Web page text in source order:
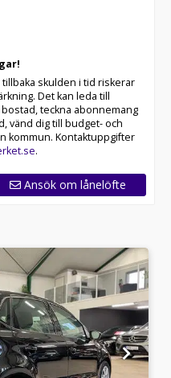
skulden i tid riskerar
Det kan leda till
teckna abonnemang
vänd dig till budget- och
kommun. Kontaktuppgifter
.
Ansök om lånelöfte